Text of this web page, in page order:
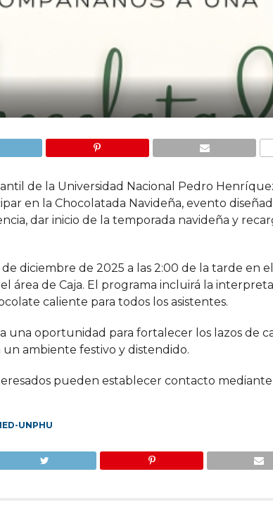
de la Universidad Nacional Pedro
en la Chocolatada Navideña, evento
dar inicio de la temporada navideña y
diciembre de 2025 a las 2:00 de la tarde en
área de Caja. El programa incluirá la
caliente para todos los asistentes.
una oportunidad para fortalecer los lazos de
ambiente festivo y distendido.
pueden establecer contacto
UNPHU